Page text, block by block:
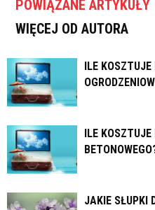
POWIĄZANE ARTYKUŁY
WIĘCEJ OD AUTORA
ILE
ILE
JAKIE SŁUPKI